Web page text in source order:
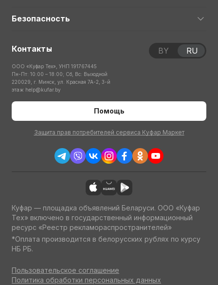
Безопасность
Контакты
ООО «Куфар Тех», УНП 191767445
Пн-Пт: 10:00 – 18:00; Сб, Вс: Выходной
220029, г. Минск, ул. Красная 7А-2, 3-й
этаж help@kufar.by
Помощь
Защита прав потребителей сервиса Куфар Маркет
BY RU
Куфар — площадка объявлений Беларуси. ООО «Куфар
Тех» включено в государственный информационный
ресурс «Реестр рекламораспространителей»
*Оплата производится в белорусских рублях по курсу
НБ РБ.
Пользовательское соглашение
Политика обработки персональных данных